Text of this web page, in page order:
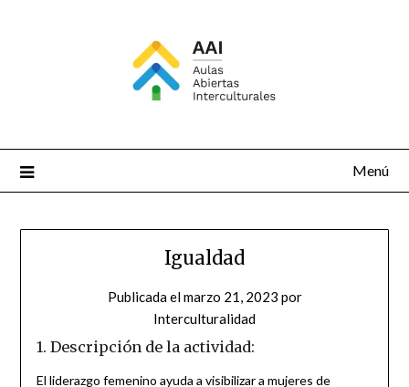
Menú
Igualdad
Publicada elmarzo 21, 2023 por
Interculturalidad
1. Descripción de la actividad:
El liderazgo femenino ayuda a visibilizar a mujeres de